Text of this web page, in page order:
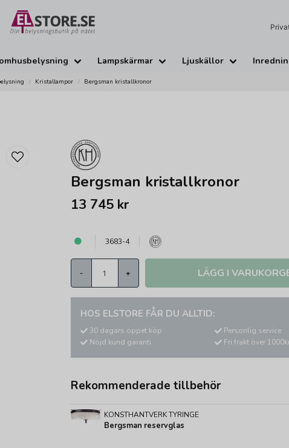
Lampskärmar Ljuskällor
Kristallampor Bergsman kristallkronor
Bergsman kristallkronor
13 745 kr
3683-4
- + LÄGG I
HOS ELSTORE FÅR DU ALLTID:
30 dagars öppet köp
Nöjd kund garanti
Personlig service
Fri frakt över
Rekommenderade tillbehör
KONSTHANTVERK TYRINGE
Bergsman reservglas